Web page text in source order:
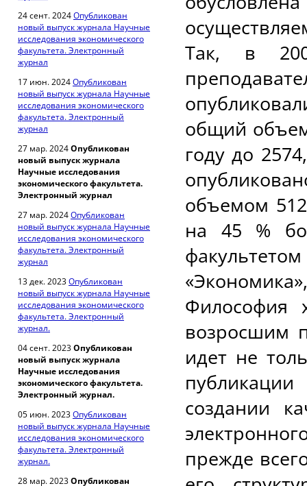
24 сент. 2024Опубликован
новый выпуск журнала Научные
исследования экономического
факультета. Электронный
журнал
17 июн. 2024Опубликован
новый выпуск журнала Научные
исследования экономического
факультета. Электронный
журнал
27 мар. 2024Опубликован
новый выпуск журнала
Научные исследования
экономического факультета.
Электронный журнал
27 мар. 2024Опубликован
новый выпуск журнала Научные
исследования экономического
факультета. Электронный
журнал
13 дек. 2023Опубликован
новый выпуск журнала Научные
исследования экономического
факультета. Электронный
журнал.
04 сент. 2023Опубликован
новый выпуск журнала
Научные исследования
экономического факультета.
Электронный журнал.
05 июн. 2023Опубликован
новый выпуск журнала Научные
исследования экономического
факультета. Электронный
журнал.
28 мар. 2023Опубликован
Так, в
общий
году до
объемом
на 45 %
Философия
возросшим
идет не
создании
прежде